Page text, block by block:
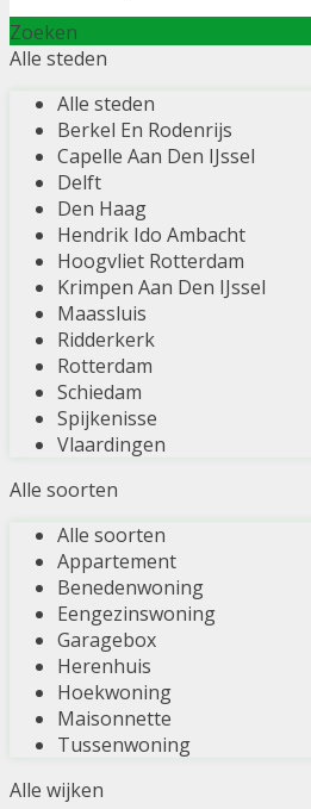
Zoeken
Alle steden
Alle steden
Berkel En Rodenrijs
Capelle Aan Den IJssel
Delft
Den Haag
Hendrik Ido Ambacht
Hoogvliet Rotterdam
Krimpen Aan Den IJssel
Maassluis
Ridderkerk
Rotterdam
Schiedam
Spijkenisse
Vlaardingen
Alle soorten
Alle soorten
Appartement
Benedenwoning
Eengezinswoning
Garagebox
Herenhuis
Hoekwoning
Maisonnette
Tussenwoning
Alle wijken